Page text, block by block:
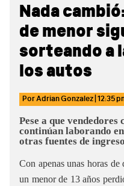
Nada
de menor
sorteando a
los autos
PorAdrian Gonzalez 12:35
Pese a que vendedores
continúan laborando
otras fuentes de ingreso
Con apenas unas horas
un menor de 13 años